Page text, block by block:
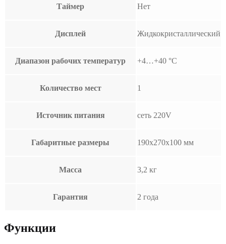
Таймер Нет
Дисплей Жидкокристаллический
Диапазон рабочих температур +4…+40 °C
Количество мест 1
Источник питания сеть 220V
Габаритные размеры 190x270x100 мм
Масса 3,2 кг
Гарантия 2 года
Функции